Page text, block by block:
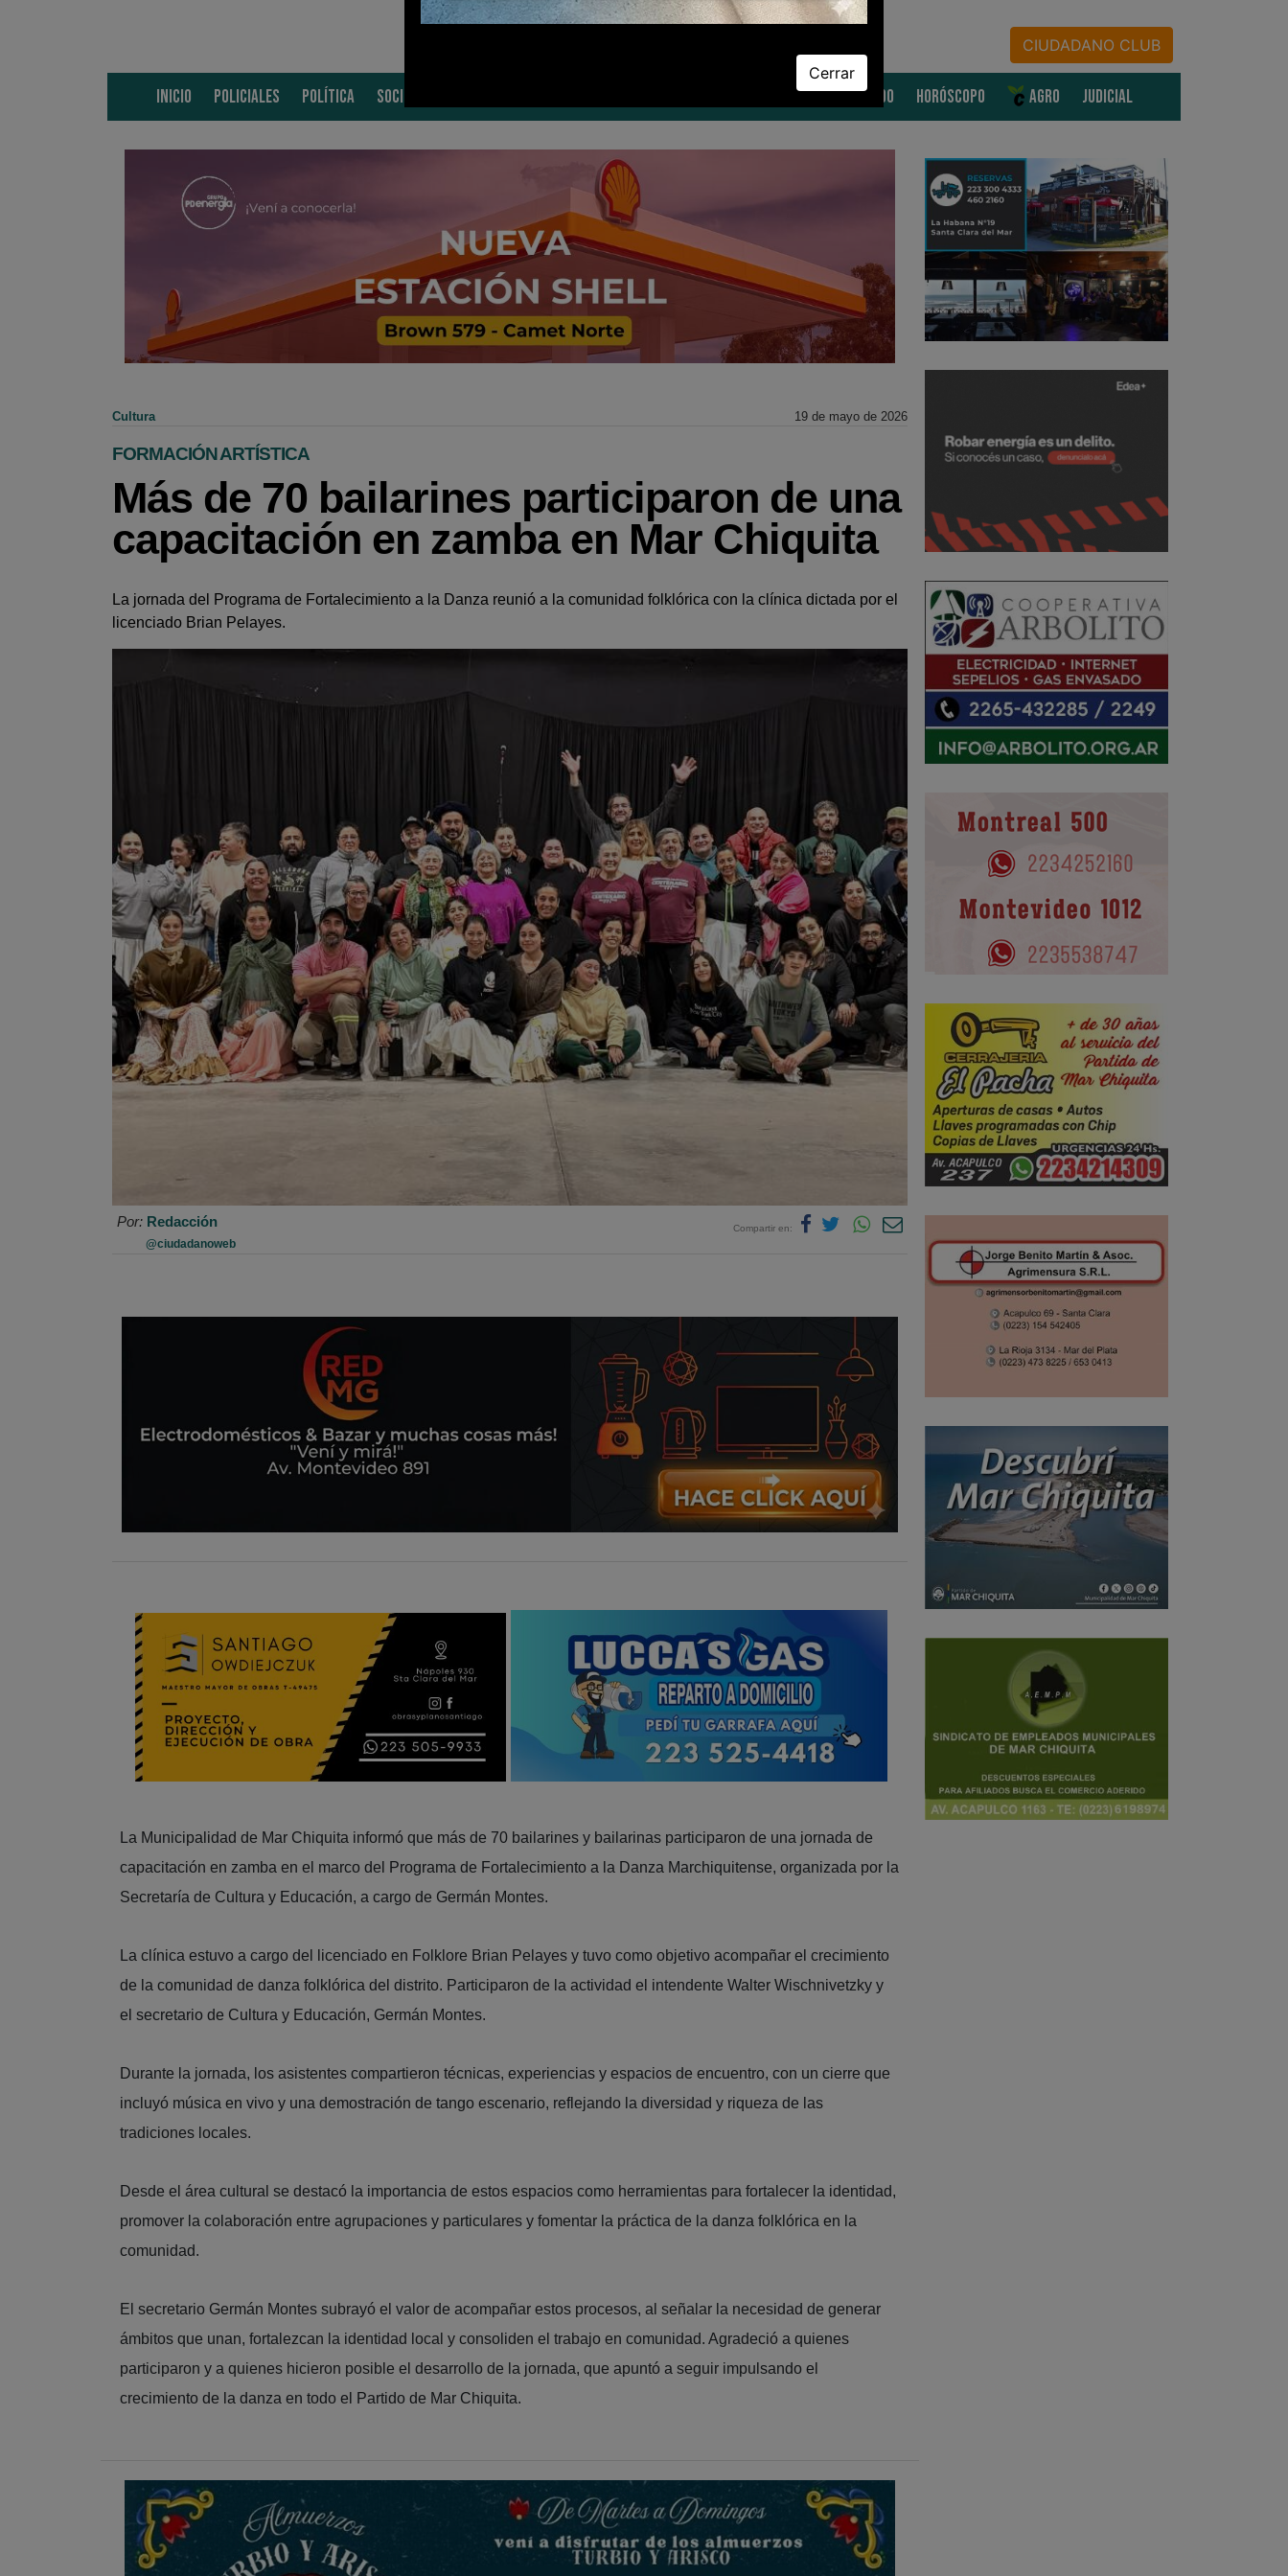
CIUDADANO CLUB
INICIO POLICIALES POLÍTICA SOCIEDAD EL PAÍS EL MUNDO HORÓSCOPO AGRO JUDICIAL
Cultura 19 de mayo de 2026
FORMACIÓN ARTÍSTICA
Más de 70 bailarines participaron de una
capacitación en zamba en Mar Chiquita
La jornada del Programa de Fortalecimiento a la Danza reunió a la comunidad folklórica con la clínica dictada por el
licenciado Brian Pelayes.
Por: Redacción
@ciudadanoweb
Compartir en:
La Municipalidad de Mar Chiquita informó que más de 70 bailarines y bailarinas participaron de una jornada de
capacitación en zamba en el marco del Programa de Fortalecimiento a la Danza Marchiquitense, organizada por la
Secretaría de Cultura y Educación, a cargo de Germán Montes.
La clínica estuvo a cargo del licenciado en Folklore Brian Pelayes y tuvo como objetivo acompañar el crecimiento
de la comunidad de danza folklórica del distrito. Participaron de la actividad el intendente Walter Wischnivetzky y
el secretario de Cultura y Educación, Germán Montes.
Durante la jornada, los asistentes compartieron técnicas, experiencias y espacios de encuentro, con un cierre que
incluyó música en vivo y una demostración de tango escenario, reflejando la diversidad y riqueza de las
tradiciones locales.
Desde el área cultural se destacó la importancia de estos espacios como herramientas para fortalecer la identidad,
promover la colaboración entre agrupaciones y particulares y fomentar la práctica de la danza folklórica en la
comunidad.
El secretario Germán Montes subrayó el valor de acompañar estos procesos, al señalar la necesidad de generar
ámbitos que unan, fortalezcan la identidad local y consoliden el trabajo en comunidad. Agradeció a quienes
participaron y a quienes hicieron posible el desarrollo de la jornada, que apuntó a seguir impulsando el
crecimiento de la danza en todo el Partido de Mar Chiquita.
Cerrar